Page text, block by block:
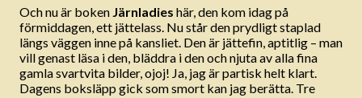
Och nu är boken Järnladies här, den kom idag på
förmiddagen, ett jättelass. Nu står den prydligt staplad
längs väggen inne på kansliet. Den är jättefin, aptitlig – man
vill genast läsa i den, bläddra i den och njuta av alla fina
gamla svartvita bilder, ojoj! Ja, jag är partisk helt klart.
Dagens boksläpp gick som smort kan jag berätta. Tre